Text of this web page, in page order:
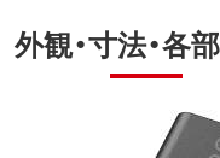
外観・寸法・各